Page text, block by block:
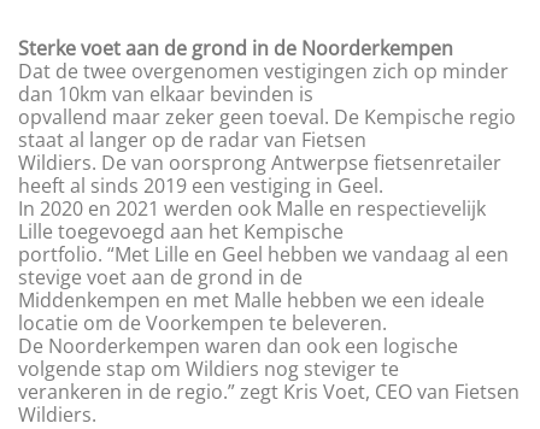
Sterke voet aan de grond in de Noorderkempen
Dat de twee overgenomen vestigingen zich op minder
dan 10km van elkaar bevinden is
opvallend maar zeker geen toeval. De Kempische regio
staat al langer op de radar van Fietsen
Wildiers. De van oorsprong Antwerpse fietsenretailer
heeft al sinds 2019 een vestiging in Geel.
In 2020 en 2021 werden ook Malle en respectievelijk
Lille toegevoegd aan het Kempische
portfolio. “Met Lille en Geel hebben we vandaag al een
stevige voet aan de grond in de
Middenkempen en met Malle hebben we een ideale
locatie om de Voorkempen te beleveren.
De Noorderkempen waren dan ook een logische
volgende stap om Wildiers nog steviger te
verankeren in de regio.” zegt Kris Voet, CEO van Fietsen
Wildiers.